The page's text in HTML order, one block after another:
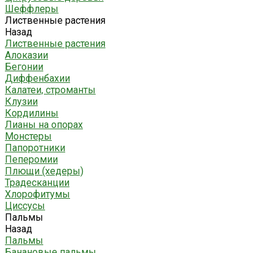
Шеффлеры
Лиственные растения
Назад
Лиственные растения
Алоказии
Бегонии
Диффенбахии
Калатеи, строманты
Клузии
Кордилины
Лианы на опорах
Монстеры
Папоротники
Пеперомии
Плющи (хедеры)
Традесканции
Хлорофитумы
Циссусы
Пальмы
Назад
Пальмы